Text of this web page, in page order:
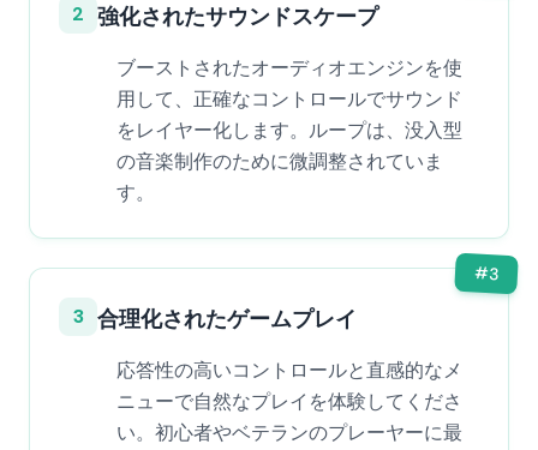
2 強化されたサウンドスケープ
ブーストされたオーディオエンジンを使
用して、正確なコントロールでサウンド
をレイヤー化します。ループは、没入型
の音楽制作のために微調整されていま
す。
#3
3 合理化されたゲームプレイ
応答性の高いコントロールと直感的なメ
ニューで自然なプレイを体験してくださ
い。初心者やベテランのプレーヤーに最